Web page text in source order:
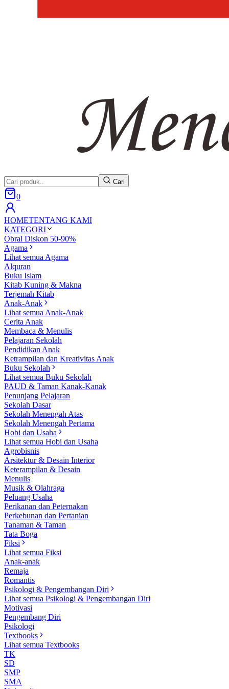
Cari
0
HOMETENTANG KAMI
KATEGORI
Obral Diskon 50-90%
Agama
Lihat semua Agama
Alquran
Buku Islam
Kitab Kuning & Makna
Terjemah Kitab
Anak-Anak
Lihat semua Anak-Anak
Cerita Anak
Membaca & Menulis
Pelajaran Sekolah
Pendidikan Anak
Ketrampilan dan Kreativitas Anak
Buku Sekolah
Lihat semua Buku Sekolah
PAUD & Taman Kanak-Kanak
Penunjang Pelajaran
Sekolah Dasar
Sekolah Menengah Atas
Sekolah Menengah Pertama
Hobi dan Usaha
Lihat semua Hobi dan Usaha
Agrobisnis
Arsitektur & Desain Interior
Keterampilan & Desain
Menulis
Musik & Olahraga
Peluang Usaha
Perikanan dan Peternakan
Perkebunan dan Pertanian
Tanaman & Taman
Tata Boga
Fiksi
Lihat semua Fiksi
Anak-anak
Remaja
Romantis
Psikologi & Pengembangan Diri
Lihat semua Psikologi & Pengembangan Diri
Motivasi
Pengembang Diri
Psikologi
Textbooks
Lihat semua Textbooks
TK
SD
SMP
SMA